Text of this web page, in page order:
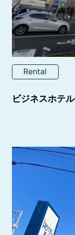
Rental
ビジネスホテル